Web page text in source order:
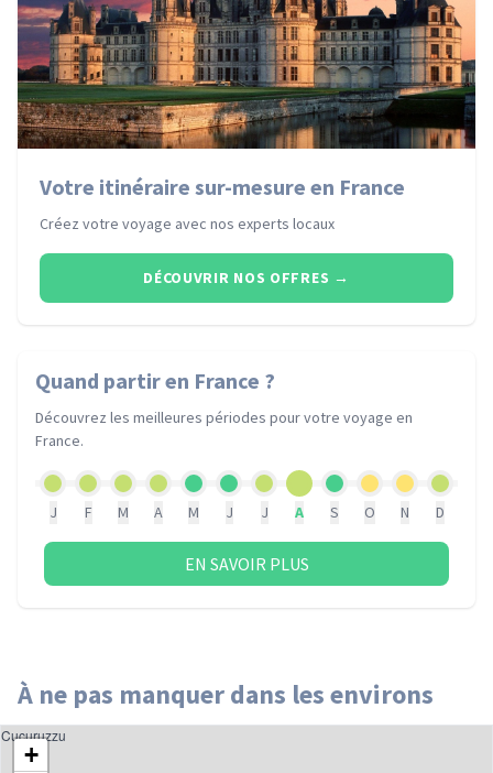
Votre itinéraire sur-mesure en France
Créez votre voyage avec nos experts locaux
DÉCOUVRIR NOS OFFRES →
Quand partiren France ?
Découvrez les meilleures périodes pour votre voyage en
France.
J F M A M J J A S O N D
EN SAVOIR PLUS
À ne pas manquer dans les environs
+
Cucuruzzu